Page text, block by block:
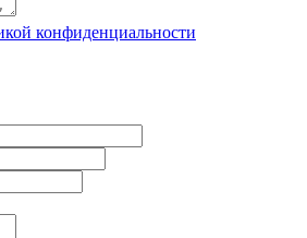
конфиденциальности